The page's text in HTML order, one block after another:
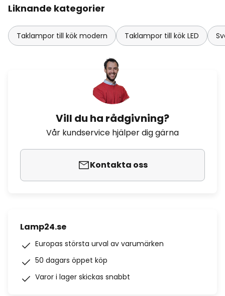
Liknande kategorier
Taklampor till kök modern Taklampor till kök LED
Vill du ha rådgivning?
Vår kundservice hjälper dig gärna
Kontakta oss
Lamp24.se
Europas största urval av varumärken
50 dagars öppet köp
Varor i lager skickas snabbt